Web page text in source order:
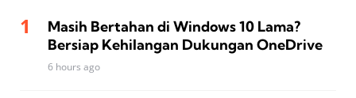
Masih Bertahan di Windows 10 Lama?
Bersiap Kehilangan Dukungan OneDrive
6 hours ago